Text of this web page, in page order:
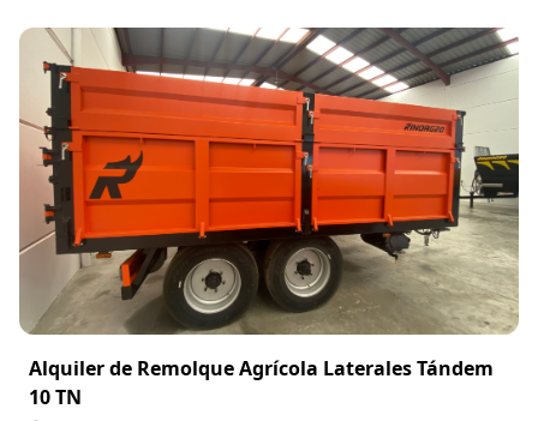
Alquiler de Remolque Agrícola Laterales Tándem
10 TN